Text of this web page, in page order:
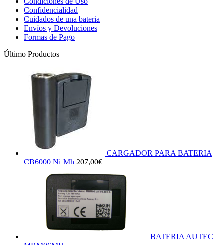
Confidencialidad
Cuidados de una bateria
Envíos y Devoluciones
Formas de Pago
Último Productos
CARGADOR PARA BATERIA
CB6000 Ni-Mh 207,00€
BATERIA AUTEC